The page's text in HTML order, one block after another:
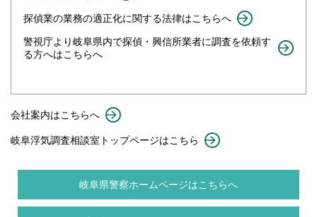
探偵業の業務の適正化に関する法律はこちらへ
警視庁より岐阜県内で探偵・興信所業者に調査を依頼す
る方へはこちらへ
会社案内はこちらへ
岐阜浮気調査相談室トップページはこちら
岐阜県警察ホームページはこちらへ